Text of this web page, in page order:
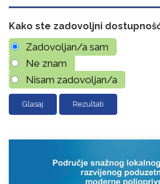
Kako ste zadovoljni
Zadovoljan/a sam
Ne znam
Nisam zadovoljan/a
Rezultati